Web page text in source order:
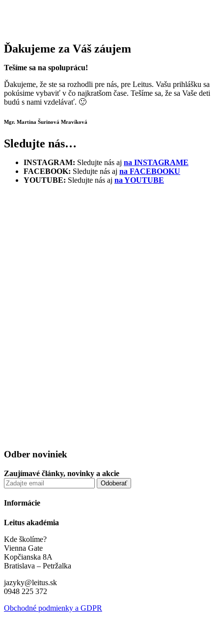
Ďakujeme za Váš záujem
Tešíme sa na spoluprácu!
Ďakujeme, že ste sa rozhodli pre nás, pre Leitus. Vašu prihlášku sa
pokúsime vybaviť v čo najkratšom čase. Tešíme sa, že sa Vaše deti
budú s nami vzdelávať. 🙂
Mgr. Martina Šurinová Mravíková
Sledujte nás…
INSTAGRAM: Sledujte nás aj na INSTAGRAME
FACEBOOK: Sledujte nás aj na FACEBOOKU
YOUTUBE: Sledujte nás aj na YOUTUBE
Odber noviniek
Zaujímavé články, novinky a akcie
Informácie
Leitus akadémia
Kde školíme?
Vienna Gate
Kopčianska 8A
Bratislava – Petržalka
jazyky@leitus.sk
0948 225 372
Obchodné podmienky a GDPR